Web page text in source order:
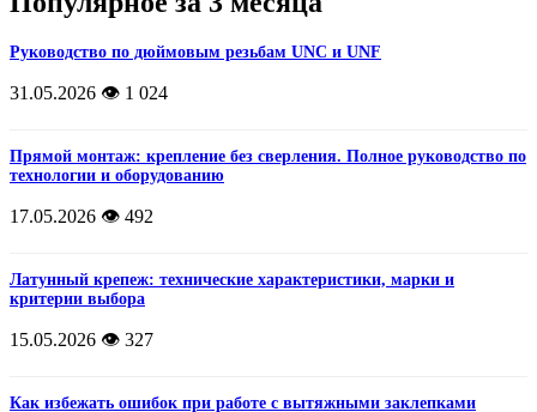
Руководство по дюймовым резьбам UNC и UNF
31.05.2026 👁️ 1 024
Прямой монтаж: крепление без сверления. Полное руководство по
технологии и оборудованию
17.05.2026 👁️ 492
Латунный крепеж: технические характеристики, марки и
критерии выбора
15.05.2026 👁️ 327
Как избежать ошибок при работе с вытяжными заклепками